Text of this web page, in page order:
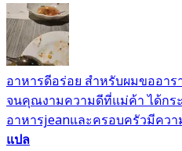
อาหารดีอร่อย สำหรับผมขออา
จนคุณงามความดีที่แม่ค้า ได้กร
อาหารjeanและครอบครัวมีคว
แปล